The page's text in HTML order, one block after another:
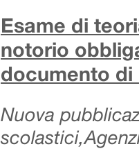
Esame di
notorio
documento di
Nuova